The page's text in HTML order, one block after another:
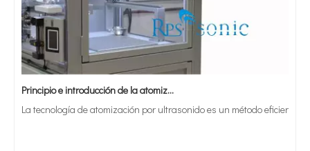
Principio e introducción de la atomización ultrasónica de metales.
La tecnología de atomización por ultrasonido es un método eficiente